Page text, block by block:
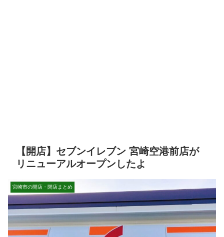
【開店】セブンイレブン 宮崎空港前店が
リニューアルオープンしたよ
宮崎市の開店・閉店まとめ